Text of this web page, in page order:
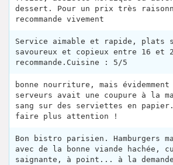
dessert. Pour un prix très
recommande vivement
Service aimable et rapide, plats
savoureux et copieux entre 16 et
recommande.Cuisine : 5/5
bonne nourriture, mais
serveurs avait une coupure à la
sang sur des serviettes en
faire plus attention !
Bon bistro parisien. Hamburgers
avec de la bonne viande hachée,
saignante, à point... à la